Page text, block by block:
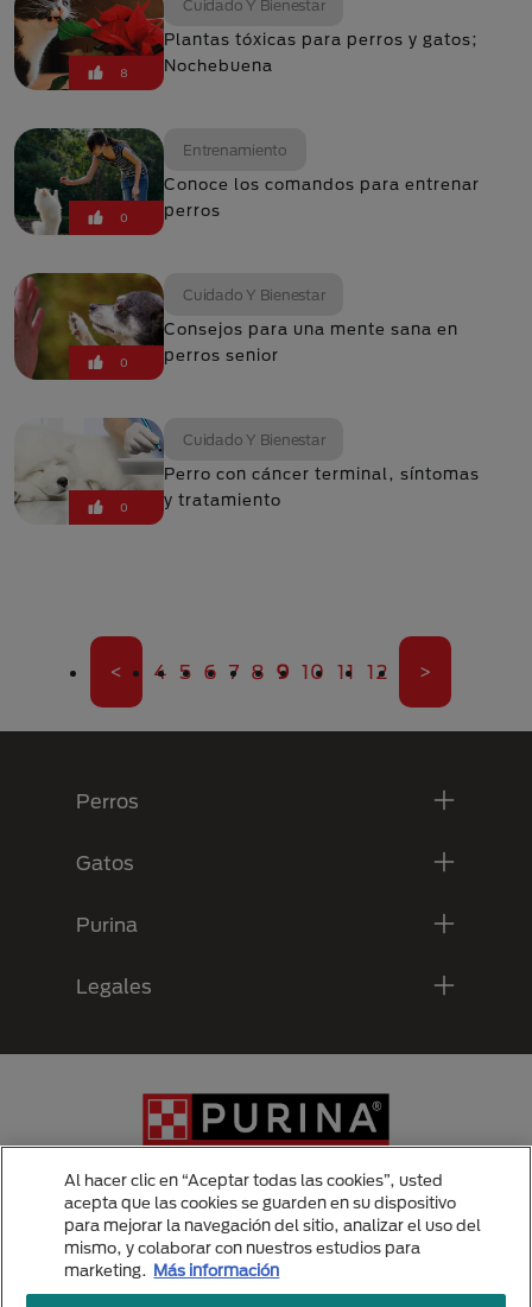
8
Cuidado Y Bienestar
Plantas tóxicas para perros y gatos;
Nochebuena
0
Entrenamiento
Conoce los comandos para entrenar
perros
0
Cuidado Y Bienestar
Consejos para una mente sana en
perros senior
0
Cuidado Y Bienestar
Perro con cáncer terminal, síntomas
y tratamiento
Primera página
< Página
4 Página
5 Página
6 Página
7 Página
8 Página actual
9 Página
10 Página
11 Página
12 Última
>
Perros
Gatos
Purina
Legales
Menu Footer Secundario Purina
Al hacer clic en “Aceptar todas las cookies”, usted
acepta que las cookies se guarden en su dispositivo
para mejorar la navegación del sitio, analizar el uso del
mismo, y colaborar con nuestros estudios para
marketing. Más información